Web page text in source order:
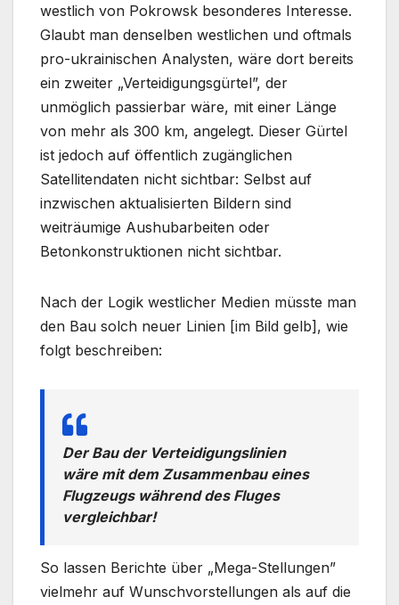
westlich von Pokrowsk besonderes Interesse.
Glaubt man denselben westlichen und oftmals
pro-ukrainischen Analysten, wäre dort bereits
ein zweiter „Verteidigungsgürtel”, der
unmöglich passierbar wäre, mit einer Länge
von mehr als 300 km, angelegt. Dieser Gürtel
ist jedoch auf öffentlich zugänglichen
Satellitendaten nicht sichtbar: Selbst auf
inzwischen aktualisierten Bildern sind
weiträumige Aushubarbeiten oder
Betonkonstruktionen nicht sichtbar.
Nach der Logik westlicher Medien müsste man
den Bau solch neuer Linien [im Bild gelb], wie
folgt beschreiben:
Der Bau der Verteidigungslinien
wäre mit dem Zusammenbau eines
Flugzeugs während des Fluges
vergleichbar!
So lassen Berichte über „Mega-Stellungen”
vielmehr auf Wunschvorstellungen als auf die